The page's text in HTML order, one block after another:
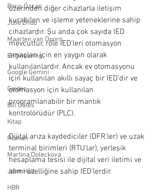
Barış Özcan
Julie Zhuo
Maarten van Doorn
Engineering
Google Gemini
Guides
Bill Gates
Kitap
Roman
Martina Doleckova
John Hall
HBR
üzerinden diğer cihazlarla iletişim
kurabilen ve işleme yeteneklerine sahip
cihazlardır. Şu anda çok sayıda IED
mevcuttur, röle IED'leri otomasyon
amaçları için en yaygın olarak
kullanılanlardır. Ancak ev otomasyonu
için kullanılan akıllı sayaç bir IED'dir ve
otomasyon için kullanılan
programlanabilir bir mantık
kontrolörüdür (PLC).
Dijital arıza kaydediciler (DFR'ler) ve uzak
terminal birimleri (RTU'lar), yerleşik
hesaplama tesisi ile dijital veri iletimi ve
alımı özelliğine sahip IED'lerdir.